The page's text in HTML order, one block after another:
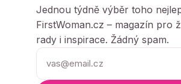
Jednou týdně výběr toho
FirstWoman.cz – magazín pro
rady i inspirace. Žádný spam.